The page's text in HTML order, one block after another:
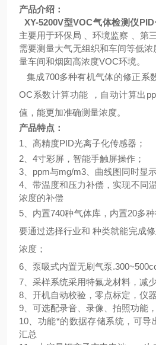
产品介绍：
XY-5200V型VOC气体检测仪
主要用于环保局 、环境监察 、第
需要测量大气无组织和车间等低
量车间和烟囱高浓度VOC环境。
集成700多种有机气体的修正系
OC系数计算功能 ，自动计算出
值，能更加准确测量浓度。
产品特点：
1、 高精度PID光离子化传感器；
2、4寸彩屏，智能手触屏操作；
3、ppm与mg/m3、曲线图同时显示
4、带温度和压力补偿，实现不同
浓度的补偿
5、 内置740种气体库， 内置20多种
要通过选择行业和 种类就能完成
浓度；
6、 泵吸式内置无刷气泵
7、采样系统采用特氟龙材料，减
8、 开机自动校验，零点标定， 仪
9、可选配录音、录像、拍照功能
10、功能*的数据存储系统，可导
汇总